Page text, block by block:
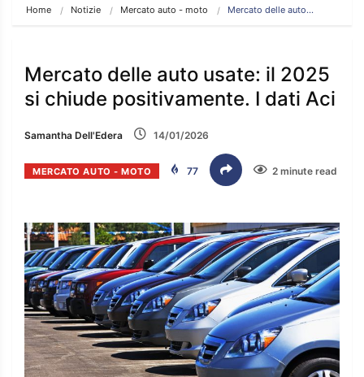
Home Notizie Mercato auto - moto Mercato delle auto…
Mercato delle auto usate: il 2025
si chiude positivamente. I dati Aci
Samantha Dell'Edera 14/01/2026
MERCATO AUTO - MOTO 77 2 minute read